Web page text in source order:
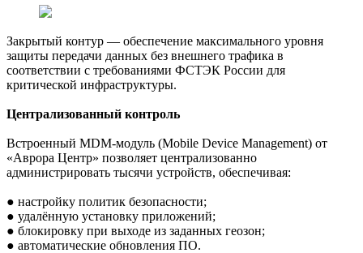
Закрытый контур — обеспечение максимального уровня
защиты передачи данных без внешнего трафика в
соответствии с требованиями ФСТЭК России для
критической инфраструктуры.
Централизованный контроль
Встроенный MDM-модуль (Mobile Device Management) от
«Аврора Центр» позволяет централизованно
администрировать тысячи устройств, обеспечивая:
● настройку политик безопасности;
● удалённую установку приложений;
● блокировку при выходе из заданных геозон;
● автоматические обновления ПО.